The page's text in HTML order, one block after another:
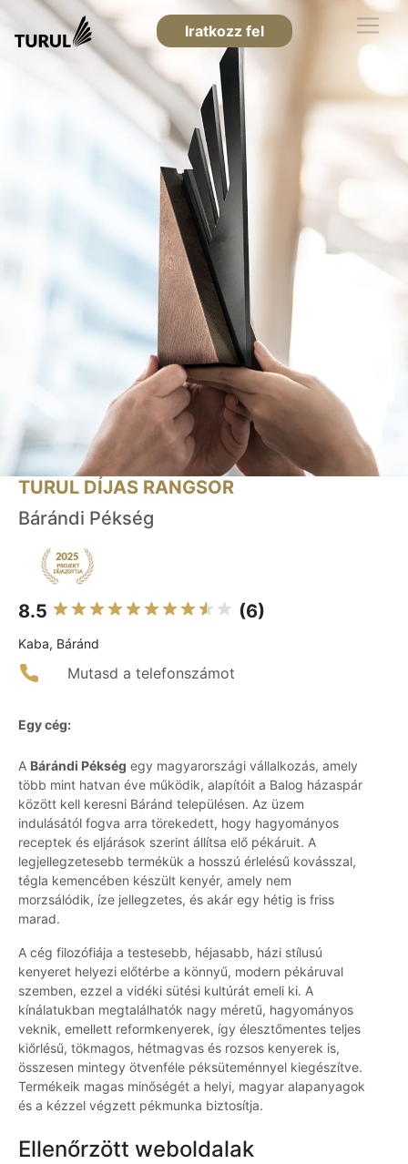
Iratkozz fel
TURUL DÍJAS RANGSOR
Bárándi Pékség
8.5 (6)
Kaba, Báránd
Mutasd a telefonszámot
Egy cég:
A Bárándi Pékség egy magyarországi vállalkozás, amely
több mint hatvan éve működik, alapítóit a Balog házaspár
között kell keresni Báránd településen. Az üzem
indulásától fogva arra törekedett, hogy hagyományos
receptek és eljárások szerint állítsa elő pékáruit. A
legjellegzetesebb termékük a hosszú érlelésű kovásszal,
tégla kemencében készült kenyér, amely nem
morzsálódik, íze jellegzetes, és akár egy hétig is friss
marad.
A cég filozófiája a testesebb, héjasabb, házi stílusú
kenyeret helyezi előtérbe a könnyű, modern pékáruval
szemben, ezzel a vidéki sütési kultúrát emeli ki. A
kínálatukban megtalálhatók nagy méretű, hagyományos
veknik, emellett reformkenyerek, így élesztőmentes teljes
kiőrlésű, tökmagos, hétmagvas és rozsos kenyerek is,
összesen mintegy ötvenféle péksüteménnyel kiegészítve.
Termékeik magas minőségét a helyi, magyar alapanyagok
és a kézzel végzett pékmunka biztosítja.
Ellenőrzött weboldalak